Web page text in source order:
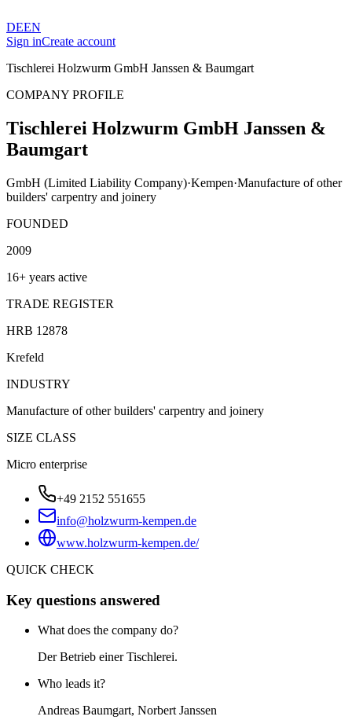
DEEN
Sign inCreate account
Tischlerei Holzwurm GmbH Janssen & Baumgart
COMPANY PROFILE
Tischlerei Holzwurm GmbH Janssen &
Baumgart
GmbH (Limited Liability Company)·Kempen·Manufacture of other
builders' carpentry and joinery
FOUNDED
2009
16+ years active
TRADE REGISTER
HRB 12878
Krefeld
INDUSTRY
Manufacture of other builders' carpentry and joinery
SIZE CLASS
Micro enterprise
+49 2152 551655
info@holzwurm-kempen.de
www.holzwurm-kempen.de/
QUICK CHECK
Key questions answered
What does the company do?
Der Betrieb einer Tischlerei.
Who leads it?
Andreas Baumgart, Norbert Janssen